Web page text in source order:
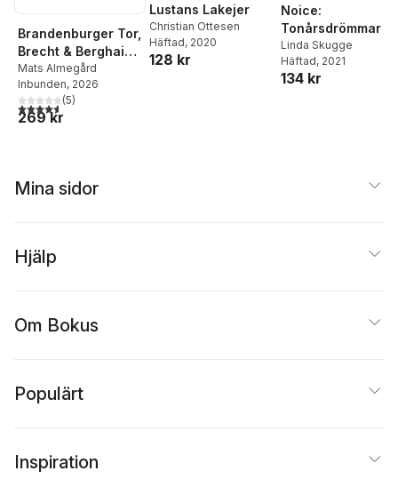
Brandenburger Tor,
Brecht & Berghain -
Det bästa med
Berlin
Mats Almegård
Inbunden, 2026
4,6utav 5 stjärnor. Totalt antal röster:
(5)
269 kr
Lustans Lakejer
Christian Ottesen
Häftad, 2020
128 kr
Noice:
Tonårsdrömmar
Linda Skugge
Häftad, 2021
134 kr
Mina sidor
Hjälp
Om Bokus
Populärt
Inspiration